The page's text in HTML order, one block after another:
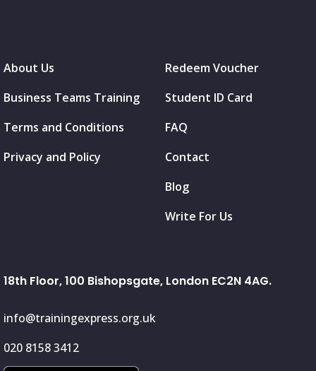
About Us
Business Teams Training
Terms and Conditions
Privacy and Policy
Redeem Voucher
Student ID Card
FAQ
Contact
Blog
Write For Us
18th Floor, 100 Bishopsgate, London EC2N 4AG.
info@trainingexpress.org.uk
020 8158 3412